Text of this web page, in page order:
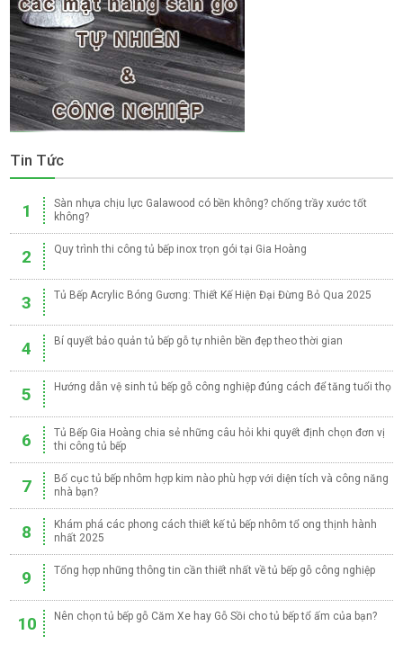
Tin Tức
1
Sàn nhựa chịu lực Galawood có bền không? chống trầy xước tốt
không?
2 Quy trình thi công tủ bếp inox trọn gói tại Gia Hoàng
3 Tủ Bếp Acrylic Bóng Gương: Thiết Kế Hiện Đại Đừng Bỏ Qua 2025
4 Bí quyết bảo quản tủ bếp gỗ tự nhiên bền đẹp theo thời gian
5 Hướng dẫn vệ sinh tủ bếp gỗ công nghiệp đúng cách để tăng tuổi thọ
6
Tủ Bếp Gia Hoàng chia sẻ những câu hỏi khi quyết định chọn đơn vị
thi công tủ bếp
7
Bố cục tủ bếp nhôm hợp kim nào phù hợp với diện tích và công năng
nhà bạn?
8
Khám phá các phong cách thiết kế tủ bếp nhôm tổ ong thịnh hành
nhất 2025
9 Tổng hợp những thông tin cần thiết nhất về tủ bếp gỗ công nghiệp
10 Nên chọn tủ bếp gỗ Căm Xe hay Gỗ Sồi cho tủ bếp tổ ấm của bạn?